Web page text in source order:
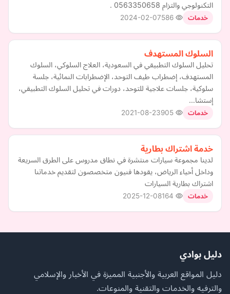
التكنولوجي والتزام 0563350658 .
خدمات 2024-02-07
السلوك المستهدف
تحليل السلوك التطبيقي في السعودية، العلاج السلوكي، السلوك
المستهدف، إضطراب طيف التوحد، الإضطرابات النمائية، جلسة
سلوكية، جلسات علاجية للتوحد، دورات في تحليل السلوك التطبيقي،
إستشا…
خدمات 2021-08-23
خدمة اشتراك بطارية
لدينا مجموعة سيارات منتشرة في نطاق مدروس على الطرق السريعة
وداخل أحياء الرياض، يقودها فنيون متخصصون لتقديم خدماتنا
اشتراك بطارية السيارات
خدمات 2025-12-08
دليل بوادي
دليل المواقع العربية والأجنبية المميزة في الأخبار والإسلامي
والترفيه والخدمات والتقنية والمنوعات.